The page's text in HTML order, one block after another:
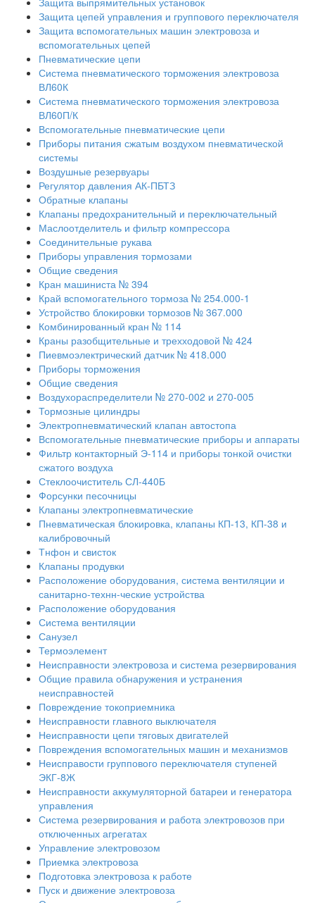
Защита цепей управления и группового переключателя
Защита вспомогательных машин электровоза и
вспомогательных цепей
Пневматические цепи
Система пневматического торможения электровоза
ВЛ60К
Система пневматического торможения электровоза
ВЛ60П/К
Вспомогательные пневматические цепи
Приборы питания сжатым воздухом пневматической
системы
Воздушные резервуары
Регулятор давления АК-ПБТЗ
Обратные клапаны
Клапаны предохранительный и переключательный
Маслоотделитель и фильтр компрессора
Соединительные рукава
Приборы управления тормозами
Общие сведения
Кран машиниста № 394
Край вспомогательного тормоза № 254.000-1
Устройство блокировки тормозов № 367.000
Комбинированный кран № 114
Краны разобщительные и трехходовой № 424
Пиевмоэлектрический датчик № 418.000
Приборы торможения
Общие сведения
Воздухораспределители № 270-002 и 270-005
Тормозные цилиндры
Электропневматический клапан автостопа
Вспомогательные пневматические приборы и аппараты
Фильтр контакторный Э-114 и приборы тонкой очистки
сжатого воздуха
Стеклоочиститель СЛ-440Б
Форсунки песочницы
Клапаны электропневматические
Пневматическая блокировка, клапаны КП-13, КП-38 и
калибровочный
Тнфон и свисток
Клапаны продувки
Расположение оборудования, система вентиляции и
санитарно-технн-ческие устройства
Расположение оборудования
Система вентиляции
Санузел
Термоэлемент
Неисправности электровоза и система резервирования
Общие правила обнаружения и устранения
неисправностей
Повреждение токоприемника
Неисправности главного выключателя
Неисправности цепи тяговых двигателей
Повреждения вспомогательных машин и механизмов
Неисправости группового переключателя ступеней
ЭКГ-8Ж
Неисправности аккумуляторной батареи и генератора
управления
Система резервирования и работа электровозов при
отключенных агрегатах
Управление электровозом
Приемка электровоза
Подготовка электровоза к работе
Пуск и движение электровоза